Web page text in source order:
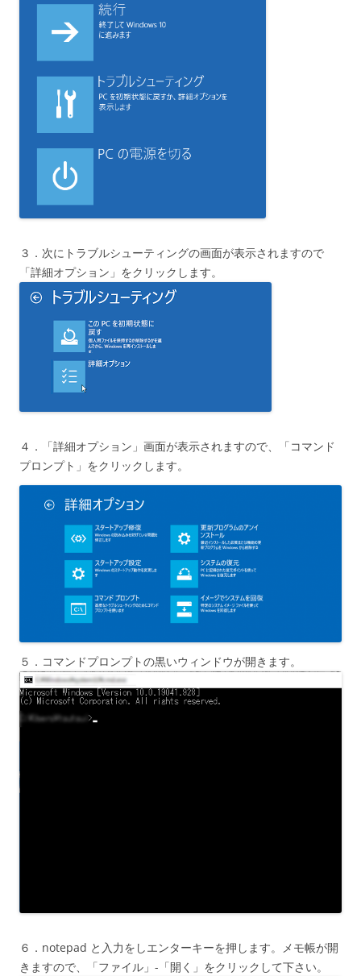
３．次にトラブルシューティングの画面が表示されますので
「詳細オプション」をクリックします。
４．「詳細オプション」画面が表示されますので、「コマンド
プロンプト」をクリックします。
５．コマンドプロンプトの黒いウィンドウが開きます。
６．notepad と入力をしエンターキーを押します。メモ帳が開
きますので、「ファイル」-「開く」をクリックして下さい。